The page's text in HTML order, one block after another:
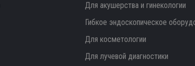
Для акушерства и гинекологии
Гибкое эндоскопическое
Для косметологии
Для лучевой диагностики